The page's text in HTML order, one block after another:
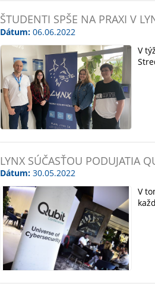
ŠTUDENTI SPŠE NA PRAXI V
Dátum: 06.06.2022
V
LYNX SÚČASŤOU PODUJATIA
Dátum: 30.05.2022
V